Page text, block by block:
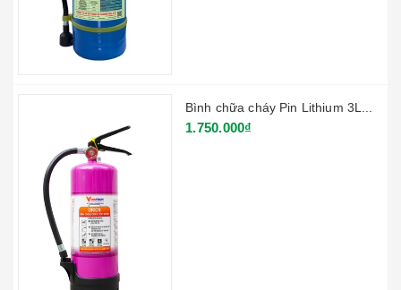
Bình chữa cháy Pin Lithium 3L...
1.750.000₫